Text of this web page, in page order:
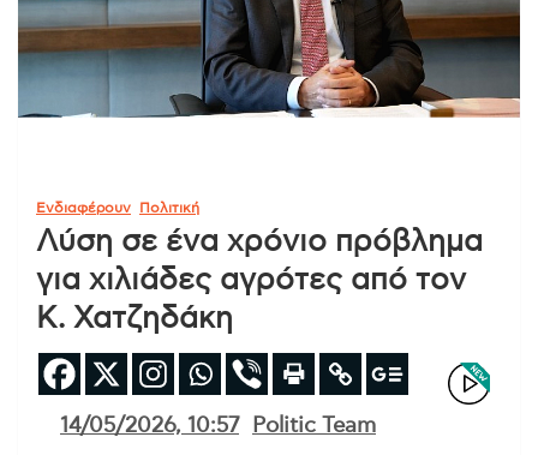
Ενδιαφέρουν Πολιτική
Λύση σε ένα χρόνιο πρόβλημα
για χιλιάδες αγρότες από τον
Κ. Χατζηδάκη
14/05/2026, 10:57 Politic Team